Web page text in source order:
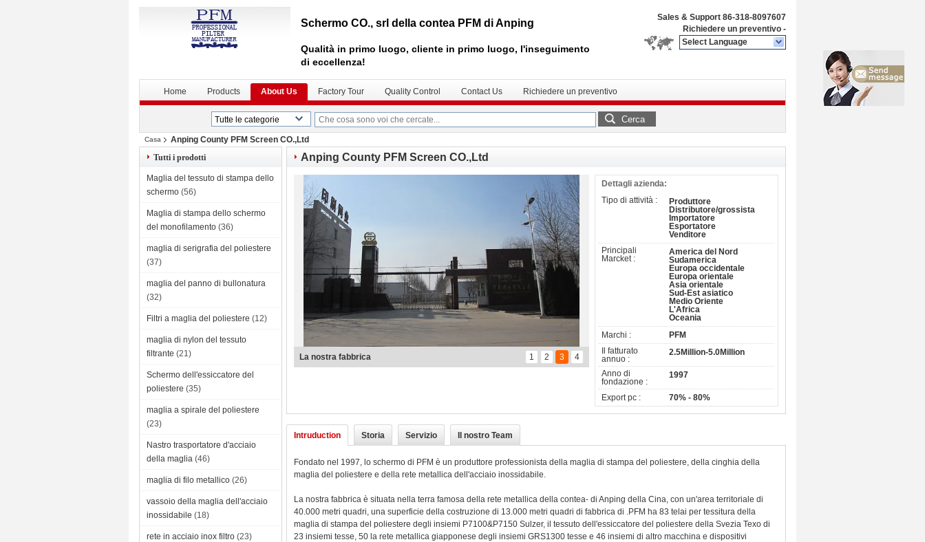
Schermo CO., srl della contea PFM di Anping
Qualità in primo luogo, cliente in primo luogo, l'inseguimento
di eccellenza!
Sales & Support 86-318-8097607
Richiedere un preventivo -
Select Language
Home Products About Us Factory Tour Quality Control Contact Us Richiedere un preventivo
Cerca
Casa
Anping County PFM Screen CO.,Ltd
Tutti i prodotti
Maglia del tessuto di stampa dello
schermo (56)
Maglia di stampa dello schermo
del monofilamento (36)
maglia di serigrafia del poliestere
(37)
maglia del panno di bullonatura
(32)
Filtri a maglia del poliestere (12)
maglia di nylon del tessuto
filtrante (21)
Schermo dell'essiccatore del
poliestere (35)
maglia a spirale del poliestere
(23)
Nastro trasportatore d'acciaio
della maglia (46)
maglia di filo metallico (26)
vassoio della maglia dell'acciaio
inossidabile (18)
rete in acciaio inox filtro (23)
Anping County PFM Screen CO.,Ltd
1 2 3 4
Il nostro ufficio
Dettagli azienda:
Tipo di attività :
Produttore
Distributore/grossista
Importatore
Esportatore
Venditore
Principali
Marcket :
America del Nord
Sudamerica
Europa occidentale
Europa orientale
Asia orientale
Sud-Est asiatico
Medio Oriente
L'Africa
Oceania
Marchi :
PFM
Il fatturato
annuo :
2.5Million-5.0Million
Anno di
fondazione :
1997
Export pc : 70% - 80%
Intruduction Storia Servizio Il nostro Team
Fondato nel 1997, lo schermo di PFM è un produttore professionista della maglia di stampa del poliestere, della cinghia della
maglia del poliestere e della rete metallica dell'acciaio inossidabile.
La nostra fabbrica è situata nella terra famosa della rete metallica della contea- di Anping della Cina, con un'area territoriale di
40.000 metri quadri, una superficie della costruzione di 13.000 metri quadri di fabbrica di .PFM ha 83 telai per tessitura della
maglia di stampa del poliestere degli insiemi P7100&P7150 Sulzer, il tessuto dell'essiccatore del poliestere della Svezia Texo di
23 insiemi tesse, 50 la rete metallica giapponese degli insiemi GRS1300 tesse e 46 insiemi di altro macchina e dispositivi